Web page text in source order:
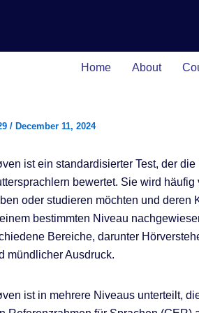
Home About
/ December 11, 2024
ist ein standardisierter Test, der
bewertet. Sie wird
oder studieren möchten und deren
bestimmten Niveau
Bereiche, darunter
mündlicher Ausdruck.
ist in mehrere Niveaus unterteilt,